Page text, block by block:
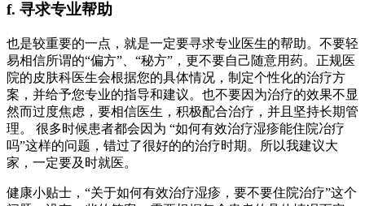
f. 寻求专业帮助
也是较重要的一点，就是一定要寻求专业医生的帮助。不要轻
易相信所谓的“偏方”、“秘方”，更不要自己随意用药。正规医
院的皮肤科医生会根据您的具体情况，制定个性化的治疗方
案，并给予您专业的指导和建议。也不要因为治疗的效果不显
然而过度焦虑，要相信医生，积极配合治疗，并且坚持长期管
理。 很多时候患者都会因为 “如何有效治疗湿疹能住院冶疗
吗”这样的问题，错过了很好的的治疗时期。所以我建议大
家，一定要及时就医。
健康小贴士，“关于如何有效治疗湿疹，要不要住院治疗”这个